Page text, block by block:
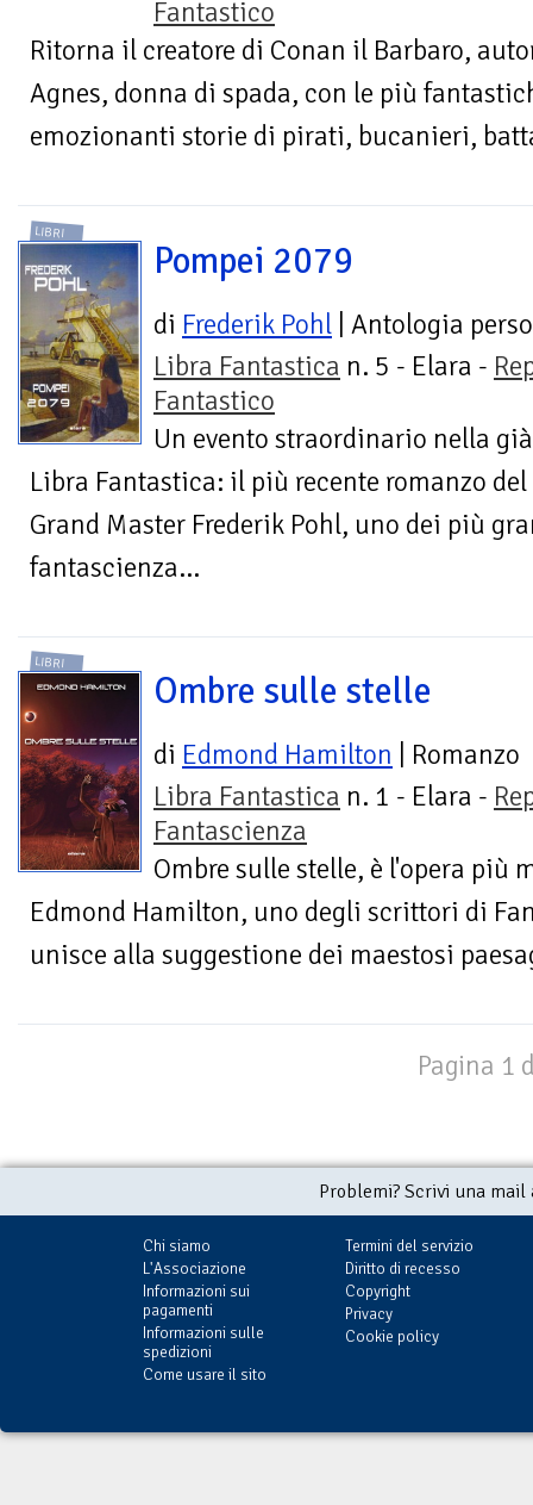
Fantastico
Ritorna il creatore di Conan il Barbaro,
Agnes, donna di spada, con le più
emozionanti storie di pirati, bucanieri,
LIBRI
Pompei 2079
di Frederik Pohl | Antologia
Libra Fantastica n. 5 - Elara -
Fantastico
Un evento straordinario nella
Libra Fantastica: il più recente romanzo
Grand Master Frederik Pohl, uno dei più
fantascienza...
LIBRI
Ombre sulle stelle
di Edmond Hamilton | Romanzo
Libra Fantastica n. 1 - Elara -
Fantascienza
Ombre sulle stelle, è l'opera più
Edmond Hamilton, uno degli scrittori di
unisce alla suggestione dei maestosi
Pagina 1
Problemi? Scrivi una
Chi siamo
L'Associazione
Informazioni sui
pagamenti
Informazioni sulle
spedizioni
Come usare il sito
Termini del servizio
Diritto di recesso
Copyright
Privacy
Cookie policy